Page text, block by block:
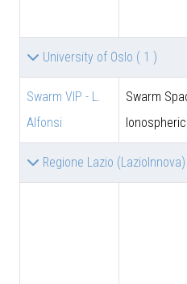
University of Oslo ( 1 )
Swarm VIP - L.
Alfonsi
Swarm
Regione Lazio (LazioInnova)